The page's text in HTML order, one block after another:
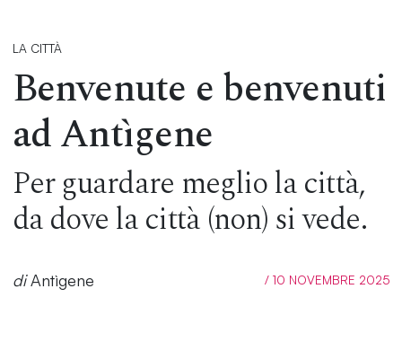
LA CITTÀ
Benvenute e benvenuti
ad Antìgene
Per guardare meglio la città,
da dove la città (non) si vede.
diAntìgene / 10 NOVEMBRE 2025